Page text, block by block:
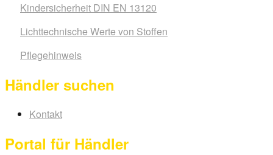
Kindersicherheit DIN EN 13120
Lichttechnische Werte von Stoffen
Pflegehinweis
Händler suchen
Kontakt
Portal für Händler